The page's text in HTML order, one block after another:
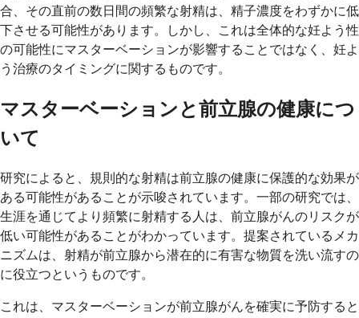
合、その直前の数日間の頻繁な射精は、精子濃度をわずかに低
下させる可能性があります。しかし、これは全体的な妊よう性
の可能性にマスターベーションが影響することではなく、妊よ
う治療のタイミングに関するものです。
マスターベーションと前立腺の健康につ
いて
研究によると、規則的な射精は前立腺の健康に保護的な効果が
ある可能性があることが示唆されています。一部の研究では、
生涯を通じてより頻繁に射精する人は、前立腺がんのリスクが
低い可能性があることがわかっています。提案されているメカ
ニズムは、射精が前立腺から潜在的に有害な物質を洗い流すの
に役立つというものです。
これは、マスターベーションが前立腺がんを確実に予防すると